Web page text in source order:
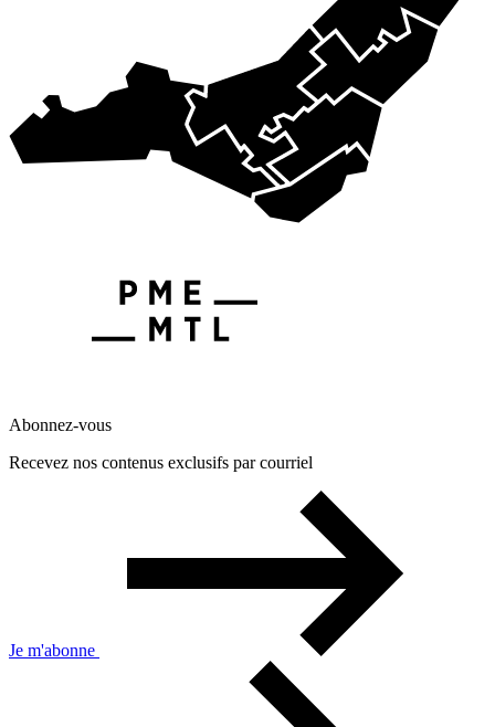
Abonnez-vous
Recevez nos contenus exclusifs par courriel
Je m'abonne